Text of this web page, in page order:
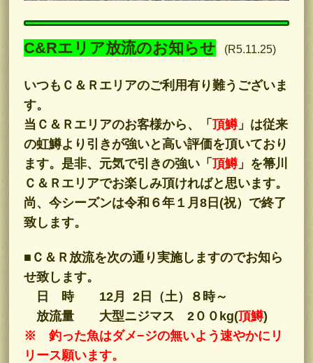
C&Rエリア放流のお知らせ (R5.11.25)
いつもＣ＆Ｒエリアのご利用有り難うございま
す。
当Ｃ＆Ｒエリアのお客様から、「頂鱒」は従来
の虹鱒より引きが強いと高い評価を頂いており
ます。是非、元気で引きの強い「頂鱒」を箒川
Ｃ＆Ｒエリアでお楽しみ頂ければと思います。
尚、今シーズンは令和６年１月8日(祝）で終了
致します。
■Ｃ＆Ｒ放流を次の通り実施しますのでお知ら
せ致します。
日 時 12月 2日（土）８時～
放流量 大型ニジマス 2００kg(頂鱒)
※ 釣った魚はダメ−ジの無いよう速やかにリ
リース願います。